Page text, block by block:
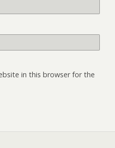
in this browser for the